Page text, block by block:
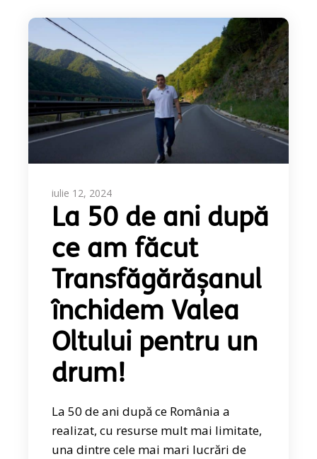
iulie 12, 2024
La 50 de ani după
ce am făcut
Transfăgărășanul
închidem Valea
Oltului pentru un
drum!
La 50 de ani după ce România a
realizat, cu resurse mult mai limitate,
una dintre cele mai mari lucrări de